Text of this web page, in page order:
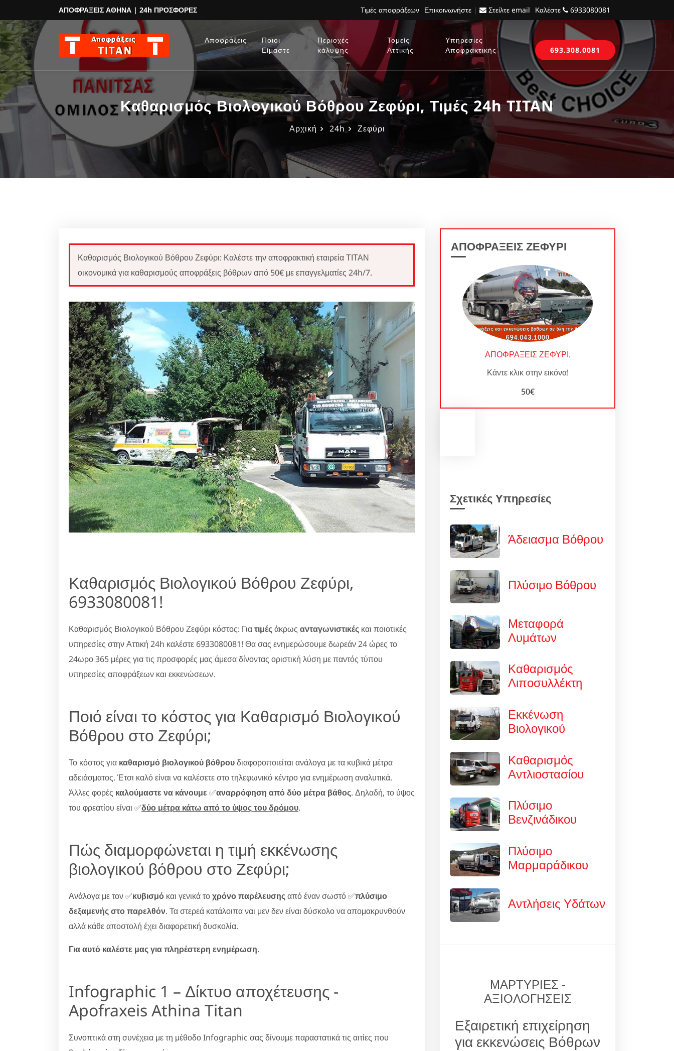
ΑΠΟΦΡΑΞΕΙΣ ΑΘΗΝΑ | 24h ΠΡΟΣΦΟΡΕΣ Τιμές αποφράξεων Επικοινωνήστε | Στείλτε email Καλέστε 6933080081
Αποφράξεις
Ποιοι
Είμαστε
Περιοχές
κάλυψης
Τομείς
Αττικής
Υπηρεσίες
Αποφρακτικής
693.308.0081
Καθαρισμός Βιολογικού Βόθρου Ζεφύρι, Τιμές 24h TITAN
Αρχική 24h Ζεφύρι
Καθαρισμός Βιολογικού Βόθρου Ζεφύρι: Καλέστε την αποφρακτική εταιρεία ΤΙΤΑΝ
οικονομικά για καθαρισμούς αποφράξεις βόθρων από 50€ με επαγγελματίες 24h/7.
Καθαρισμός Βιολογικού Βόθρου Ζεφύρι,
6933080081!
Καθαρισμός Βιολογικού Βόθρου Ζεφύρι κόστος: Γιατιμέςάκρως ανταγωνιστικές και ποιοτικές
υπηρεσίες στην Αττική 24h καλέστε 6933080081! Θα σας ενημερώσουμε δωρεάν 24 ώρες το
24ωρο 365 μέρες για τις προσφορές μας άμεσα δίνοντας οριστική λύση με παντός τύπου
υπηρεσίες αποφράξεων και εκκενώσεων.
Ποιό είναι το κόστος για Καθαρισμό Βιολογικού
Βόθρου στο Ζεφύρι;
Το κόστος για καθαρισμό βιολογικού βόθρουδιαφοροποιείται ανάλογα με τα κυβικά μέτρα
αδειάσματος. Έτσι καλό είναι να καλέσετε στο τηλεφωνικό κέντρο για ενημέρωση αναλυτικά.
Άλλες φορές καλούμαστε να κάνουμε ✅αναρρόφηση από δύο μέτρα βάθος. Δηλαδή, το ύψος
του φρεατίου είναι ✅δύο μέτρα κάτω από το ύψος του δρόμου.
Πώς διαμορφώνεται η τιμή εκκένωσης
βιολογικού βόθρου στο Ζεφύρι;
Ανάλογα με τον ✅κυβισμό και γενικά τοχρόνο παρέλευσηςαπό έναν σωστό ✅πλύσιμο
δεξαμενής στο παρελθόν. Τα στερεά κατάλοιπα ναι μεν δεν είναι δύσκολο να απομακρυνθούν
αλλά κάθε αποστολή έχει διαφορετική δυσκολία.
Για αυτό καλέστε μας για πληρέστερη ενημέρωση.
Infographic 1 – Δίκτυο αποχέτευσης -
Apofraxeis Athina Titan
Συνοπτικά στη συνέχεια με τη μέθοδο Infographic σας δίνουμε παραστατικά τις αιτίες που
ΑΠΟΦΡΑΞΕΙΣ ΖΕΦΥΡΙ
ΑΠΟΦΡΑΞΕΙΣ ΖΕΦΥΡΙ.
Κάντε κλικ στην εικόνα!
50€
Σχετικές Υπηρεσίες
Άδειασμα Βόθρου
Πλύσιμο Βόθρου
Μεταφορά
Λυμάτων
Καθαρισμός
Λιποσυλλέκτη
Εκκένωση
Βιολογικού
Καθαρισμός
Αντλιοστασίου
Πλύσιμο
Βενζινάδικου
Πλύσιμο
Μαρμαράδικου
Αντλήσεις Υδάτων
ΜΑΡΤΥΡΙΕΣ -
ΑΞΙΟΛΟΓΗΣΕΙΣ
Εξαιρετική επιχείρηση
για εκκενώσεις Βόθρων